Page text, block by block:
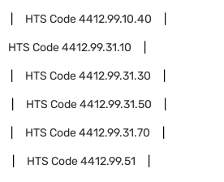
HTS Code4412.99.10.40
HTS Code4412.99.31.10
HTS Code4412.99.31.30
HTS Code4412.99.31.50
HTS Code4412.99.31.70
HTS Code4412.99.51